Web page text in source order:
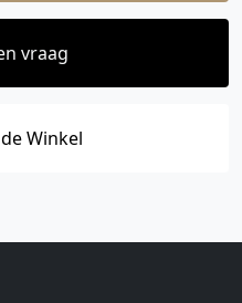
vraag
Winkel